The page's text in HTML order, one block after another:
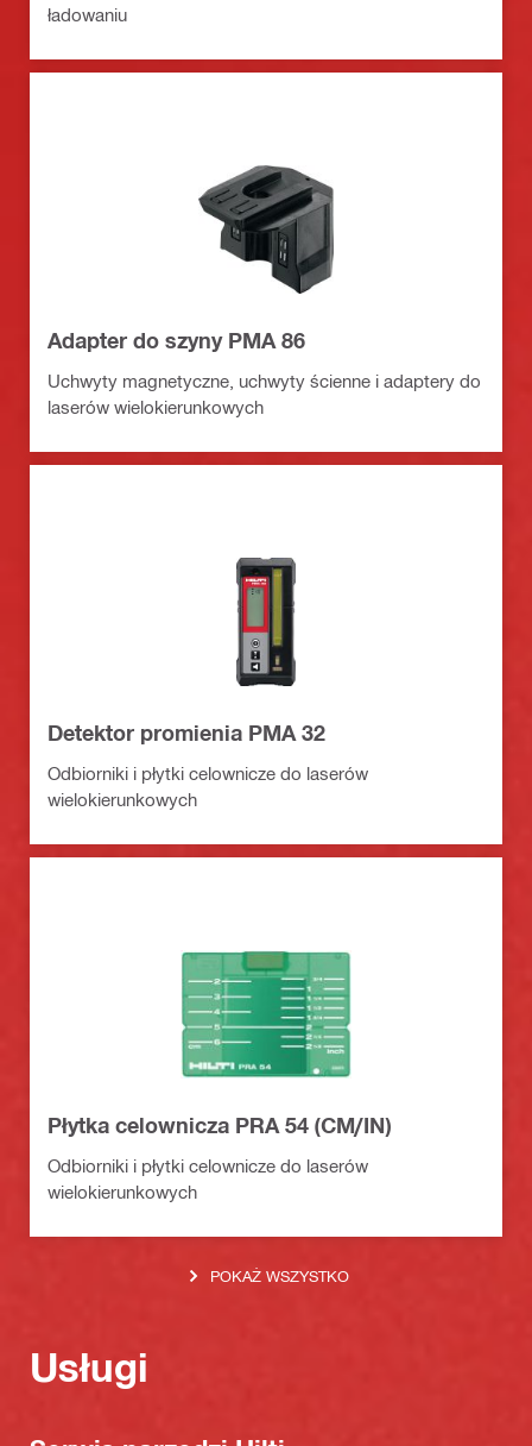
ładowaniu
Adapter do szyny PMA 86
Uchwyty magnetyczne, uchwyty ścienne i adaptery do
laserów wielokierunkowych
Detektor promienia PMA 32
Odbiorniki i płytki celownicze do laserów
wielokierunkowych
Płytka celownicza PRA 54 (CM/IN)
Odbiorniki i płytki celownicze do laserów
wielokierunkowych
POKAŻ WSZYSTKO
Usługi